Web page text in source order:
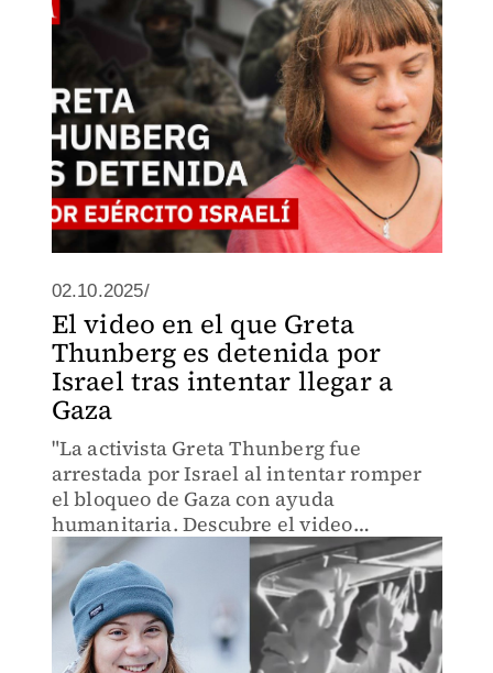
02.10.2025/
El video en el que Greta
Thunberg es detenida por
Israel tras intentar llegar a
Gaza
"La activista Greta Thunberg fue
arrestada por Israel al intentar romper
el bloqueo de Gaza con ayuda
humanitaria. Descubre el video
completo de la detención aquí.